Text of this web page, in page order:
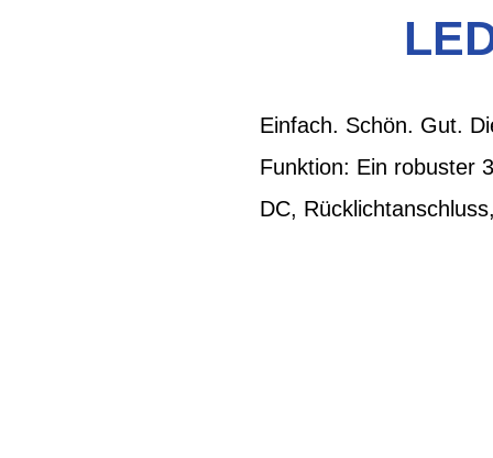
Einfach. Schön. Gut.
Funktion: Ein robuster
DC,